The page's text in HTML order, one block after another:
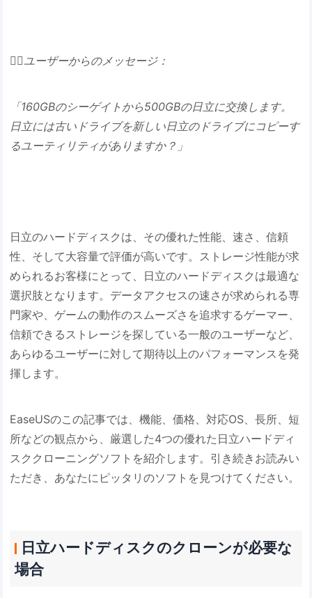
🙍‍♂️ユーザーからのメッセージ：
「160GBのシーゲイトから500GBの日立に交換します。
日立には古いドライブを新しい日立のドライブにコピーす
るユーティリティがありますか？」
日立のハードディスクは、その優れた性能、速さ、信頼
性、そして大容量で評価が高いです。ストレージ性能が求
められるお客様にとって、日立のハードディスクは最適な
選択肢となります。データアクセスの速さが求められる専
門家や、ゲームの動作のスムーズさを追求するゲーマー、
信頼できるストレージを探している一般のユーザーなど、
あらゆるユーザーに対して期待以上のパフォーマンスを発
揮します。
EaseUSのこの記事では、機能、価格、対応OS、長所、短
所などの観点から、厳選した4つの優れた日立ハードディ
スククローニングソフトを紹介します。引き続きお読みい
ただき、あなたにピッタリのソフトを見つけてください。
日立ハードディスクのクローンが必要な
場合